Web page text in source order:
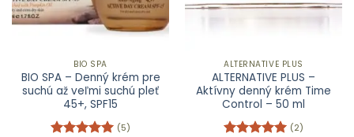
BIO SPA
BIO SPA – Denný krém pre
suchú až veľmi suchú pleť
45+, SPF15
(5)
ALTERNATIVE PLUS
ALTERNATIVE PLUS –
Aktívny denný krém Time
Control – 50 ml
(2)